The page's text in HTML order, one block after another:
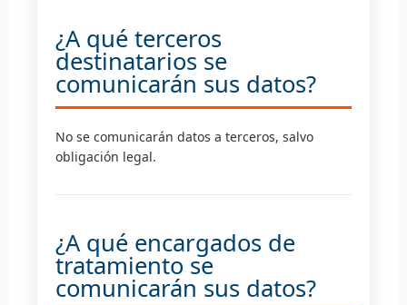
¿A qué terceros
destinatarios se
comunicarán sus datos?
No se comunicarán datos a terceros, salvo
obligación legal.
¿A qué encargados de
tratamiento se
comunicarán sus datos?